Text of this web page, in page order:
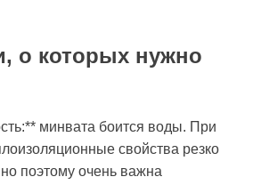
о которых нужно
минвата боится воды. При
свойства резко
поэтому очень важна